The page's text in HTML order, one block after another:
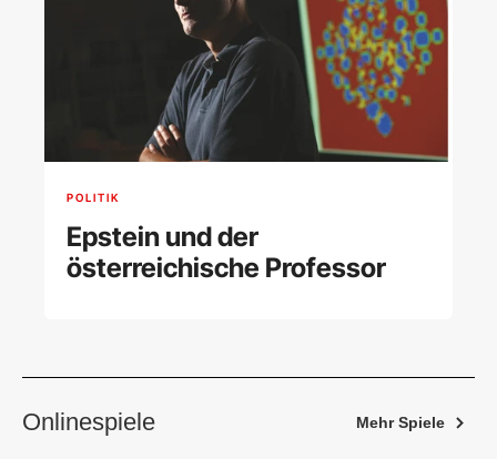
POLITIK
Epstein und der
österreichische Professor
Onlinespiele Mehr Spiele